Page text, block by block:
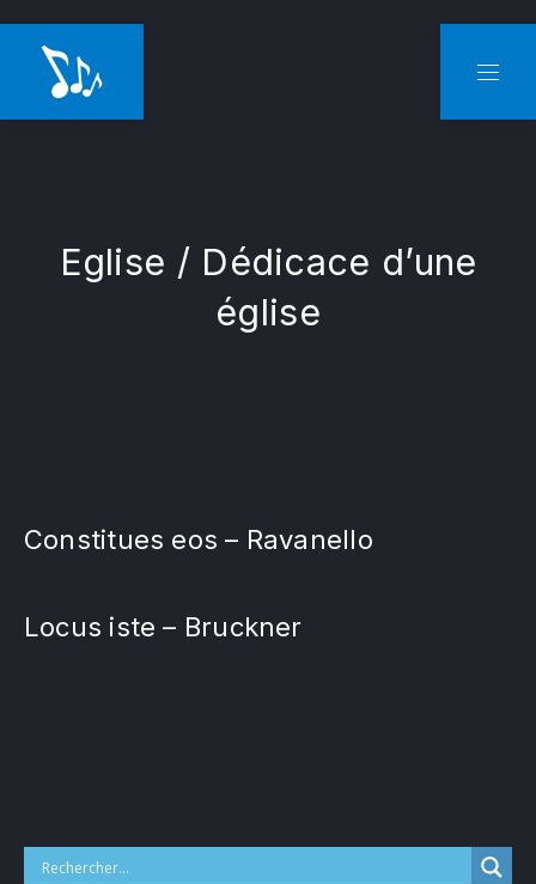
Eglise / Dédicace d’une
église
Constitues eos – Ravanello
Locus iste – Bruckner